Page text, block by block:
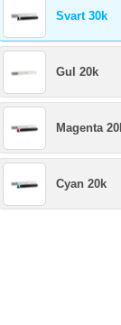
Svart 30k
Gul 20k
Magenta
Cyan 20k